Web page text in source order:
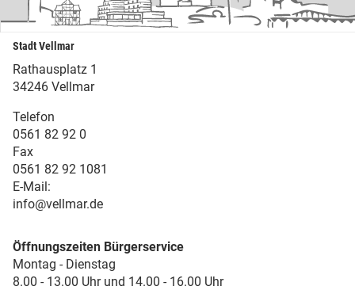
Stadt Vellmar
Rathausplatz 1
34246 Vellmar
Telefon
0561 82 92 0
Fax
0561 82 92 1081
E-Mail:
info@vellmar.de
Öffnungszeiten Bürgerservice
Montag - Dienstag
8.00 - 13.00 Uhr und 14.00 - 16.00 Uhr